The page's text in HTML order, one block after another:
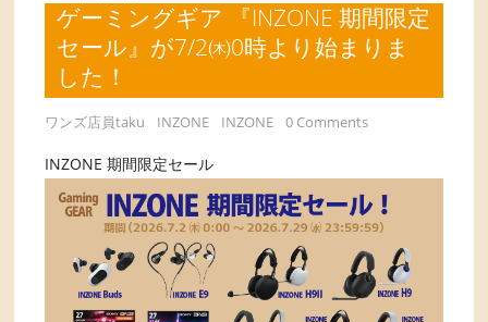
ゲーミングギア 『INZONE 期間限定
セール』が7/2㈭0時より始まりま
した！
ワンズ店員taku INZONE INZONE 0 Comments
INZONE 期間限定セール